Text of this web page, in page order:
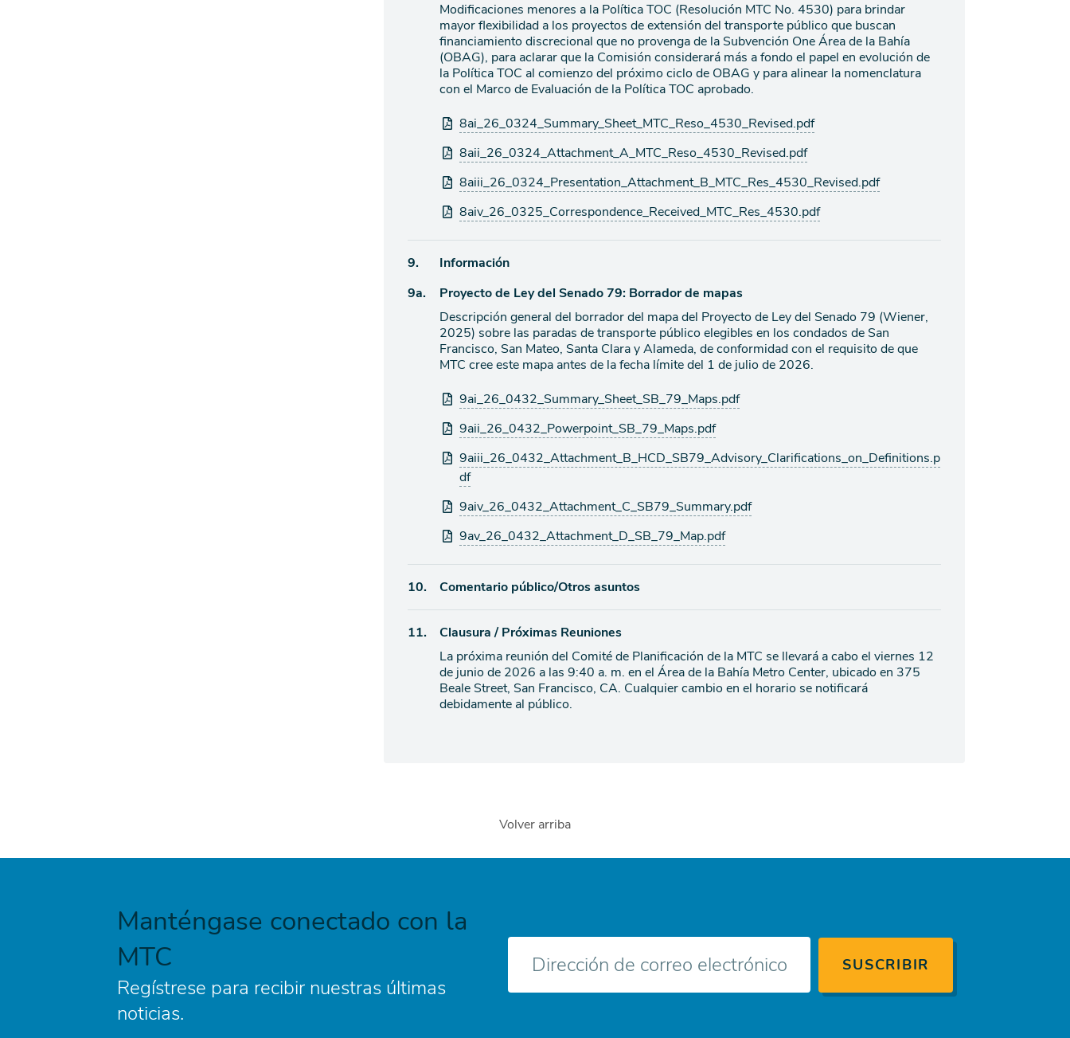
agendaModificaciones menores a la Política TOC (Resolución MTC No. 4530) para brindar
mayor flexibilidad a los proyectos de extensión del transporte público que buscan
financiamiento discrecional que no provenga de la Subvención One Área de la Bahía
(OBAG), para aclarar que la Comisión considerará más a fondo el papel en evolución de
la Política TOC al comienzo del próximo ciclo de OBAG y para alinear la nomenclatura
con el Marco de Evaluación de la Política TOC aprobado.
Archivos
adjuntos
8ai_26_0324_Summary_Sheet_MTC_Reso_4530_Revised.pdf
8aii_26_0324_Attachment_A_MTC_Reso_4530_Revised.pdf
8aiii_26_0324_Presentation_Attachment_B_MTC_Res_4530_Revised.pdf
8aiv_26_0325_Correspondence_Received_MTC_Res_4530.pdf
Ítem
de
agenda
9.
Información
Ítem
agenda
9a.
Proyecto de Ley del Senado 79: Borrador de mapas
Descripción general del borrador del mapa del Proyecto de Ley del Senado 79 (Wiener,
2025) sobre las paradas de transporte público elegibles en los condados de San
Francisco, San Mateo, Santa Clara y Alameda, de conformidad con el requisito de que
MTC cree este mapa antes de la fecha límite del 1 de julio de 2026.
Archivos
adjuntos
9ai_26_0432_Summary_Sheet_SB_79_Maps.pdf
9aii_26_0432_Powerpoint_SB_79_Maps.pdf
9aiii_26_0432_Attachment_B_HCD_SB79_Advisory_Clarifications_on_Definitions.p
df
9aiv_26_0432_Attachment_C_SB79_Summary.pdf
9av_26_0432_Attachment_D_SB_79_Map.pdf
Ítem
agenda
10. Comentario público/Otros asuntos
Ítem
agenda
11.
Clausura / Próximas Reuniones
La próxima reunión del Comité de Planificación de la MTC se llevará a cabo el viernes 12
de junio de 2026 a las 9:40 a. m. en el Área de la Bahía Metro Center, ubicado en 375
Beale Street, San Francisco, CA. Cualquier cambio en el horario se notificará
debidamente al público.
Volver arriba
Manténgase conectado con la
MTC
Regístrese para recibir nuestras últimas
noticias.
electrónico